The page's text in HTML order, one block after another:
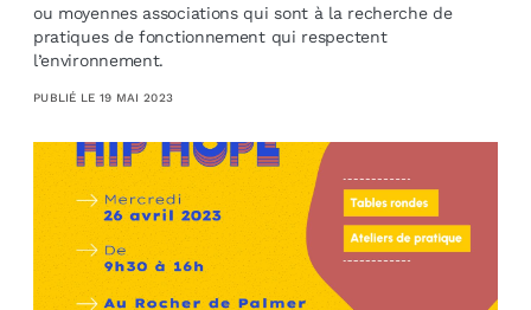
ou moyennes associations qui sont à la recherche de
pratiques de fonctionnement qui respectent
l’environnement.
PUBLIÉ LE 19 MAI 2023